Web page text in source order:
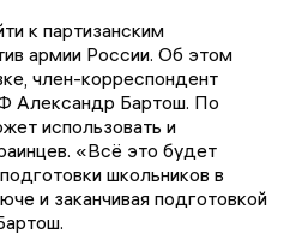
к партизанским
армии России. Об этом
член-корреспондент
Александр Бартош. По
использовать и
«Всё это будет
школьников в
и заканчивая подготовкой